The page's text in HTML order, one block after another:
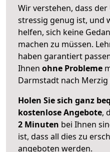
Wir verstehen, dass
stressig genug ist, und
helfen, sich keine
machen zu müssen.
haben garantiert
Ihnen ohne Probleme
Darmstadt nach
Holen Sie sich ganz
kostenlose Angebote,
2 Minuten bei Ihnen
ist, dass all dies zu
angeboten werden.